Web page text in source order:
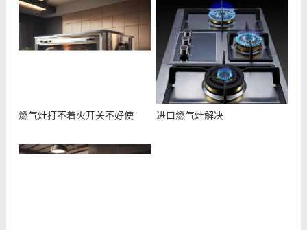
燃气灶打不着火开关不好使 进口燃气灶解决